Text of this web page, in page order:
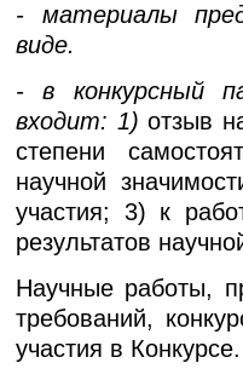
- материалы
виде.
- в конкурсный
входит: 1)отзыв
степени
научной
участия; 3) к
результатов
Научные работы,
требований,
участия в Конкурсе.